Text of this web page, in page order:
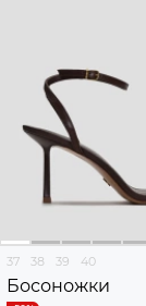
37 38 39 40
Босоножки